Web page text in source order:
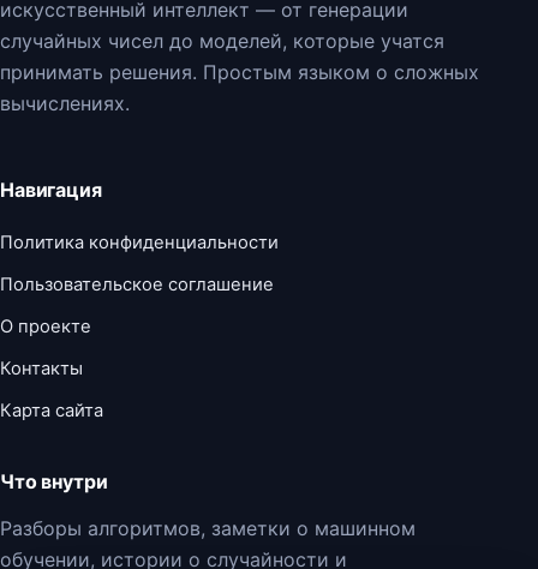
искусственный интеллект — от генерации
случайных чисел до моделей, которые учатся
принимать решения. Простым языком о сложных
вычислениях.
Навигация
Политика конфиденциальности
Пользовательское соглашение
О проекте
Контакты
Карта сайта
Что внутри
Разборы алгоритмов, заметки о машинном
обучении, истории о случайности и